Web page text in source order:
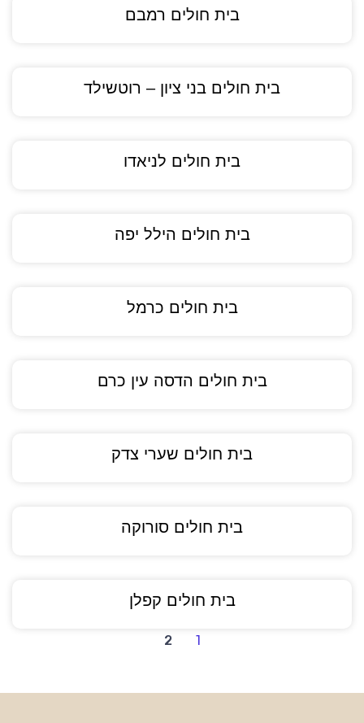
בית חולים רמבם
בית חולים בני ציון – רוטשילד
בית חולים לניאדו
בית חולים הילל יפה
בית חולים כרמל
בית חולים הדסה עין כרם
בית חולים שערי צדק
בית חולים סורוקה
בית חולים קפלן
1
2